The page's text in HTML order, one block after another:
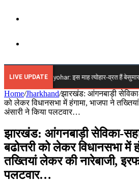
for
LIVE UPDATE
Vrat Tyohar: इस माह त्योहार-व्रत हैं बेसुमार,
Home/Jharkhand/झारखंड: आंगनबाड़ी
को लेकर विधानसभा में हंगामा, भाजपा ने
अंसारी ने किया पलटवार…
झारखंड: आंगनबाड़ी सेविका-
बढोत्तरी को लेकर विधानसभा में
तख्तियां लेकर की नारेबाजी,
पलटवार…